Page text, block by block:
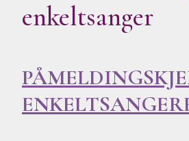
enkeltsanger